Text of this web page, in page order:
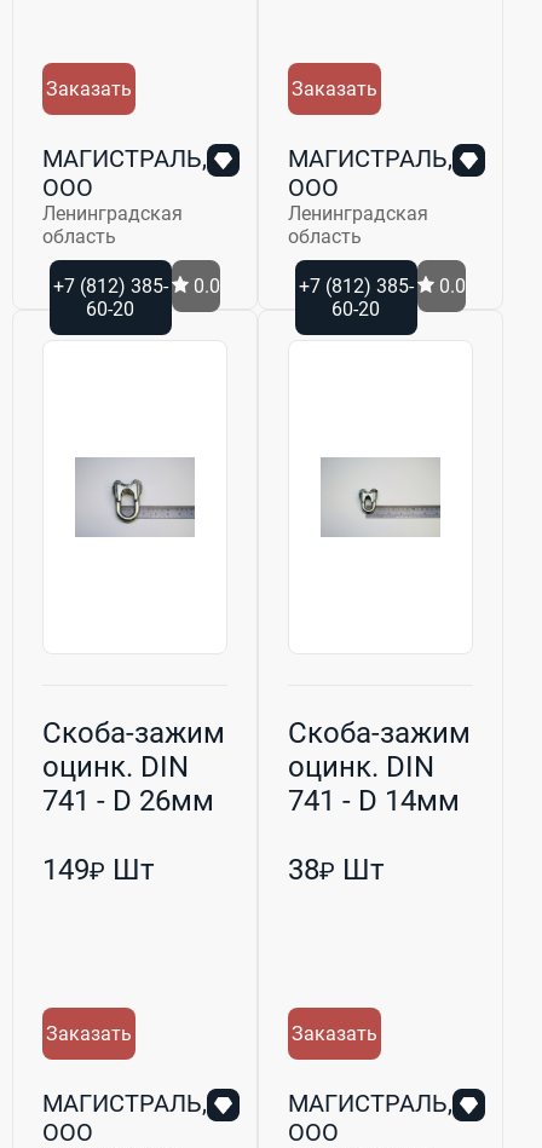
Заказать
МАГИСТРАЛЬ,
ООО
Ленинградская
область
+7 (812) 385-
60-20
0.0
Заказать
МАГИСТРАЛЬ,
ООО
Ленинградская
область
+7 (812) 385-
60-20
0.0
Скоба-зажим
оцинк. DIN
741 - D 26мм
149₽ Шт
Заказать
МАГИСТРАЛЬ,
ООО
Скоба-зажим
оцинк. DIN
741 - D 14мм
38₽ Шт
Заказать
МАГИСТРАЛЬ,
ООО